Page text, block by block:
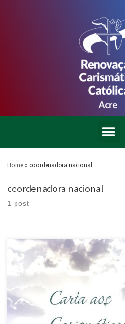
Home » coordenadora nacional
coordenadora nacional
1 post
Confira a carta 10/2018 aos membros da
do Brasil, escrita pela presidente do
Zavaris. As cartas da presidente, escritas a
direcionamentos e partilhas espirituais
desenvolvido pela RCC em nível nacional.